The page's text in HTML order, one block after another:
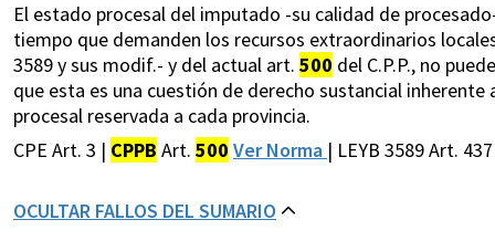
El estado procesal del imputado -su calidad de
tiempo que demanden los recursos extraordinarios
3589 y sus modif.- y del actual art. 500 del C.P.P., no
que esta es una cuestión de derecho sustancial
procesal reservada a cada provincia.
CPE Art. 3 | CPPB Art. 500 Ver Norma | LEYB 3589 Art.
OCULTAR FALLOS DEL SUMARIO